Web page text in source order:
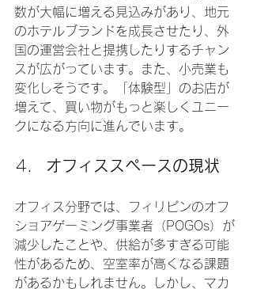
数が大幅に増える見込みがあり、地元
のホテルブランドを成長させたり、外
国の運営会社と提携したりするチャン
スが広がっています。また、小売業も
変化しそうです。「体験型」のお店が
増えて、買い物がもっと楽しくユニー
クになる方向に進んでいます。
オフィススペースの現状
オフィス分野では、フィリピンのオフ
ショアゲーミング事業者（POGOs）が
減少したことや、供給が多すぎる可能
性があるため、空室率が高くなる課題
があるかもしれません。しかし、マカ